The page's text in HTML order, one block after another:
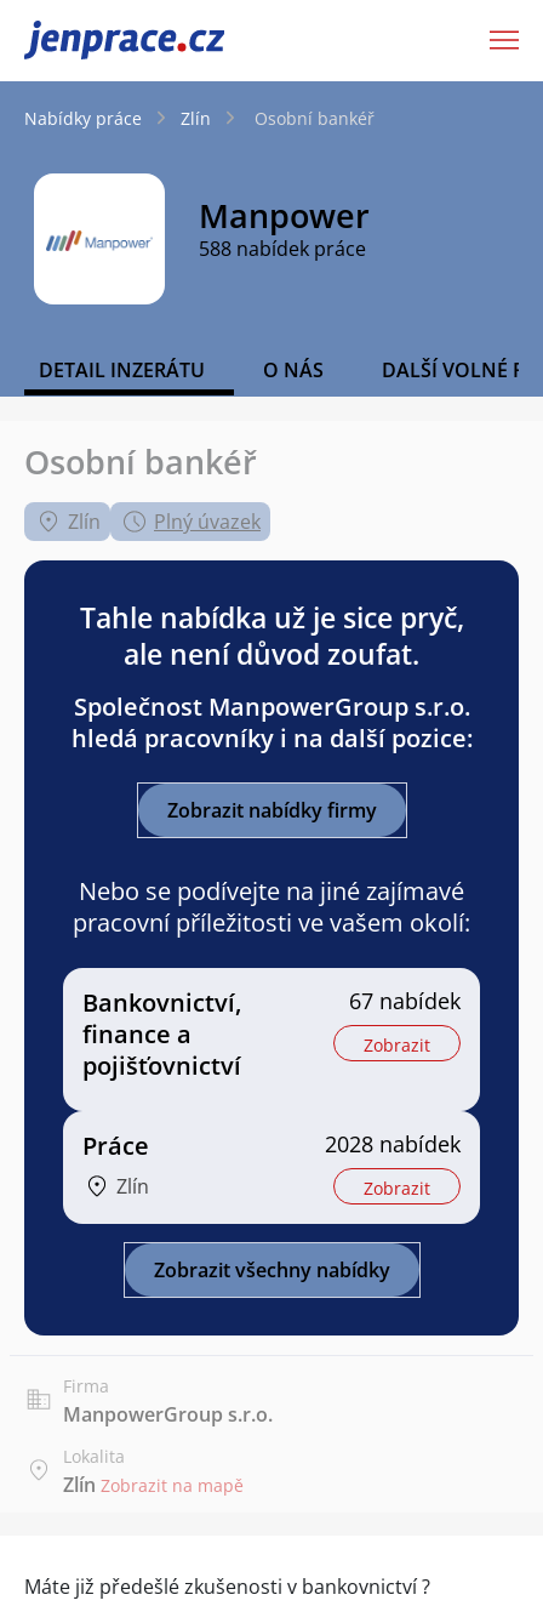
JenPráce.cz
Nabídky práce Zlín Osobní bankéř
Manpower
588 nabídek práce
DETAIL INZERÁTU O NÁS DALŠÍ VOLNÉ
Osobní bankéř
Zlín Plný úvazek
Tahle nabídka už je sice pryč,
ale není důvod zoufat.
Společnost ManpowerGroup s.r.o.
hledá pracovníky i na další pozice:
Zobrazit nabídky firmy
Nebo se podívejte na jiné zajímavé
pracovní příležitosti ve vašem okolí:
Bankovnictví,
finance a
pojišťovnictví
67 nabídek
Zobrazit
Práce
Zlín
2028 nabídek
Zobrazit
Zobrazit všechny nabídky
Firma
ManpowerGroup s.r.o.
Lokalita
Zlín Zobrazit na mapě
Máte již předešlé zkušenosti v bankovnictví ?